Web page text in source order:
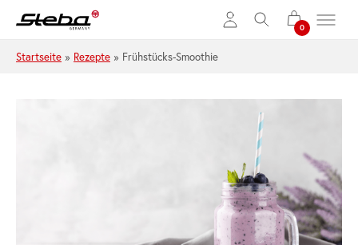
Zum Hauptinhalt springen
Startseite » Rezepte » Frühstücks-Smoothie